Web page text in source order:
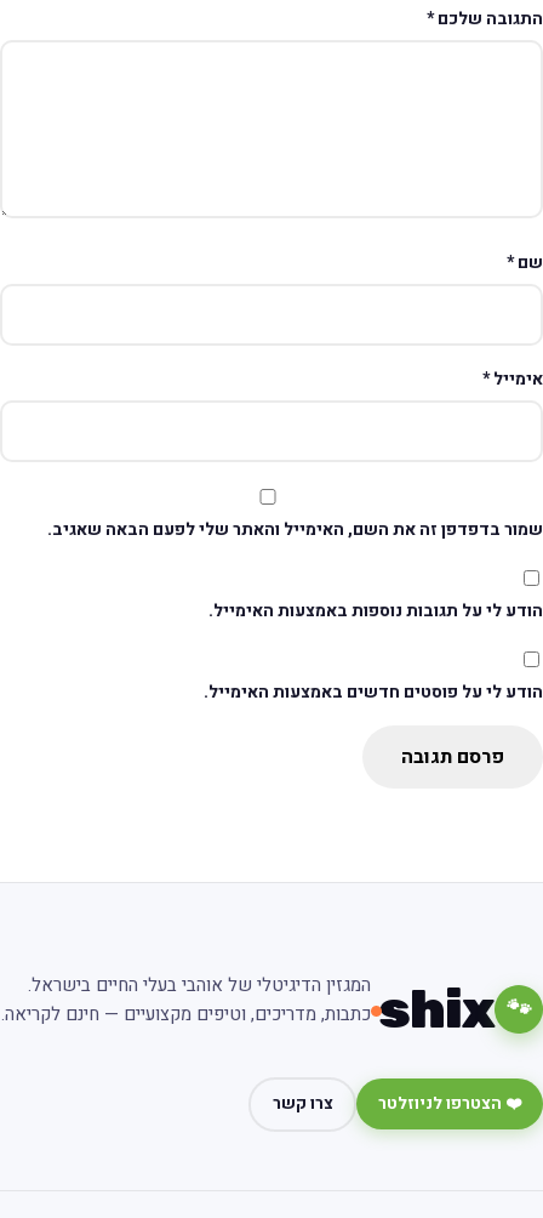
שלכם*
*
*
בדפדפן זה את השם, האימייל והאתר שלי לפעם הבאה שאגיב.
לי על תגובות נוספות באמצעות האימייל.
לי על פוסטים חדשים באמצעות האימייל.
פרסם תגובה
🐾
shix
המגזין הדיגיטלי של אוהבי בעלי החיים בישראל.
כתבות, מדריכים, וטיפים מקצועיים — חינם לקריאה.
❤️ הצטרפו לניוזלטר צרו קשר